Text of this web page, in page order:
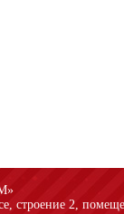
строение 2,